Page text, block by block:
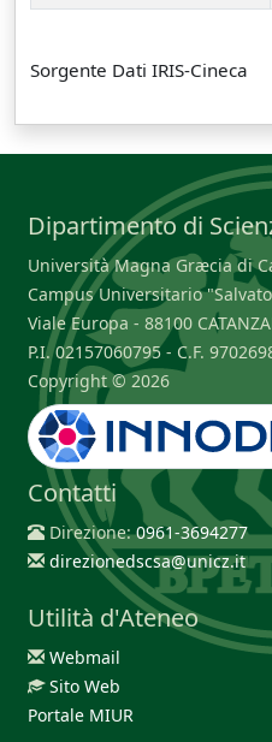
Sorgente Dati IRIS-Cineca
Dipartimento di
Università Magna Græcia di
Campus Universitario
Viale Europa - 88100
P.I. 02157060795 - C.F.
Copyright © 2026
Contatti
Direzione:0961-3694277
direzionedscsa@unicz.it
Utilità d'Ateneo
Webmail
Sito Web
Portale MIUR